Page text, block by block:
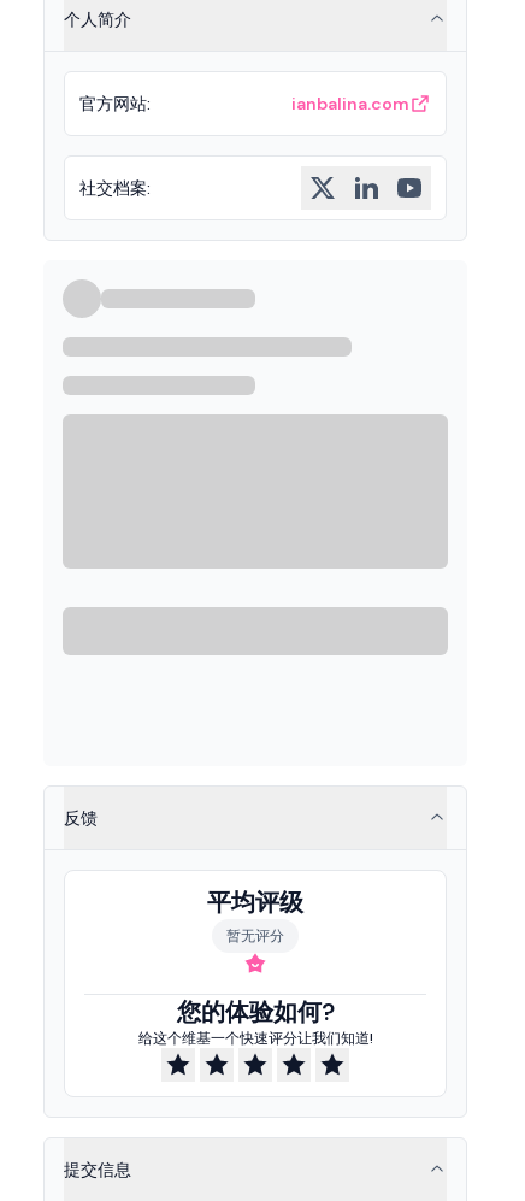
个人简介
官方网站: ianbalina.com
社交档案:
反馈
平均评级
暂无评分
您的体验如何?
给这个维基一个快速评分让我们知道!
提交信息